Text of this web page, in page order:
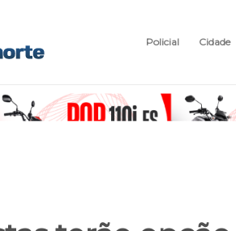
Policial Cidade